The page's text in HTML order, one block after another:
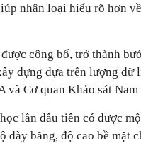
nhân loại hiểu rõ hơn
công bố, trở thành
dựng dựa trên lượng
và Cơ quan Khảo sát
lần đầu tiên có được
dày băng, độ cao bề mặt